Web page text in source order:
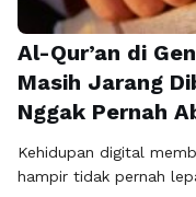
Al-Qur’an di
Masih Jarang
Nggak Pernah
Kehidupan digital
hampir tidak pernah